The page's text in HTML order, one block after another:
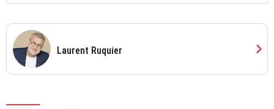
Laurent Ruquier chevron_right